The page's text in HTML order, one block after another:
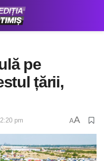
pe
țării,
pm AA